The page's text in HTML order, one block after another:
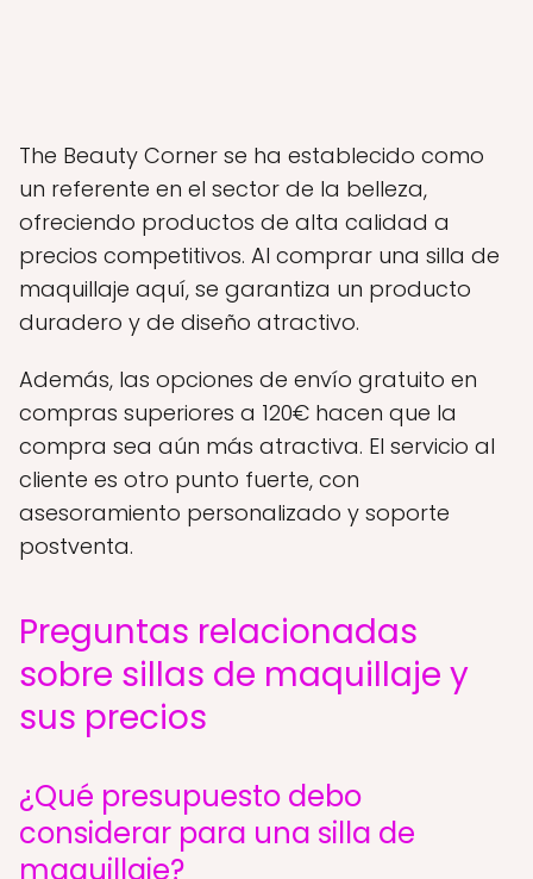
The Beauty Corner se ha establecido como
un referente en el sector de la belleza,
ofreciendo productos de alta calidad a
precios competitivos. Al comprar una silla de
maquillaje aquí, se garantiza un producto
duradero y de diseño atractivo.
Además, las opciones de envío gratuito en
compras superiores a 120€ hacen que la
compra sea aún más atractiva. El servicio al
cliente es otro punto fuerte, con
asesoramiento personalizado y soporte
postventa.
Preguntas relacionadas
sobre sillas de maquillaje y
sus precios
¿Qué presupuesto debo
considerar para una silla de
maquillaje?